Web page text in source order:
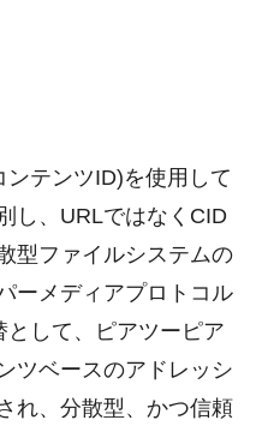
テンツID)を使用して
し、URLではなくCID
型ファイルシステムの
ーメディアプロトコル
して、ピアツーピア
ツベースのアドレッシ
れ、分散型、かつ信頼